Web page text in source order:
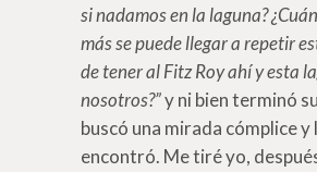
si nadamos en la laguna?
más se puede llegar a repetir
de tener al Fitz Roy ahí y esta
nosotros?”y ni bien terminó
buscó una mirada cómplice y
encontró. Me tiré yo,